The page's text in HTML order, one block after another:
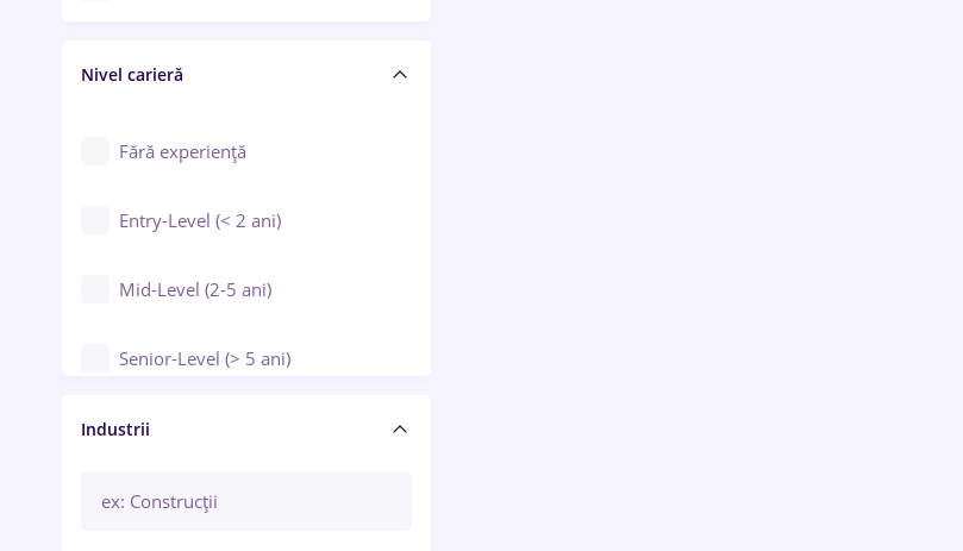
Educație / Training / Arte
Nivel carieră
Fără experiență
Entry-Level (< 2 ani)
Mid-Level (2-5 ani)
Senior-Level (> 5 ani)
Manager / Executiv
Industrii